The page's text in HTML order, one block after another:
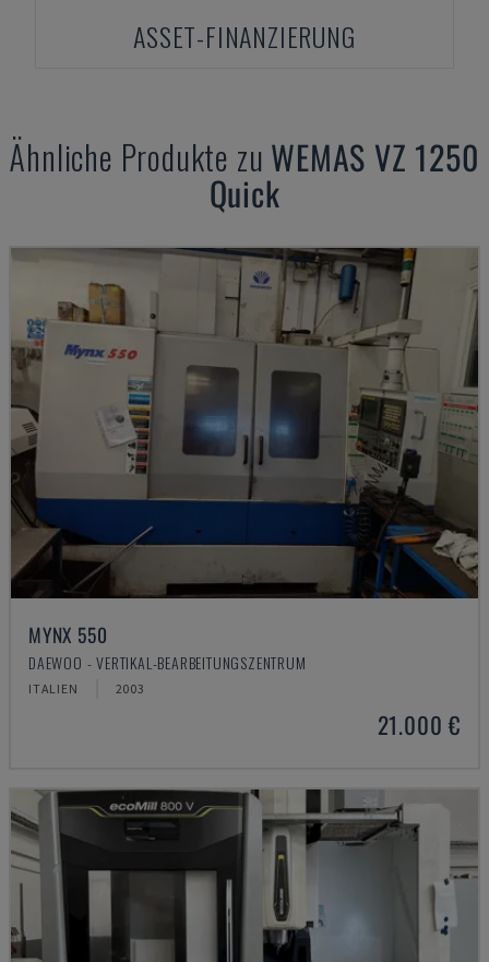
ASSET-FINANZIERUNG
Ähnliche Produkte zu WEMAS VZ 1250
Quick
MYNX 550
DAEWOO - VERTIKAL-BEARBEITUNGSZENTRUM
ITALIEN 2003
21.000 €